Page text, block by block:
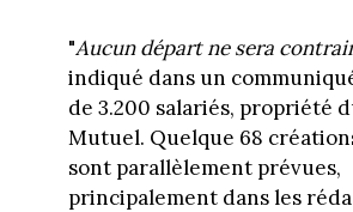
"Aucun départ ne sera
indiqué dans un
de 3.200 salariés, propriété
Mutuel. Quelque 68
sont parallèlement prévues,
principalement dans les